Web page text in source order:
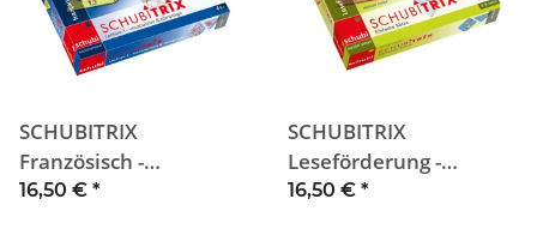
SCHUBITRIX
Französisch -
vocabulaire &
16,50 € *
SCHUBITRIX
Leseförderung -
Einfache Sätze
16,50 € *